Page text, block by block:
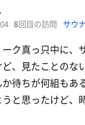
8回目の訪問 サウ
ク真っ只中に、
、見たことのな
待ちが何組もある
と思ったけど、